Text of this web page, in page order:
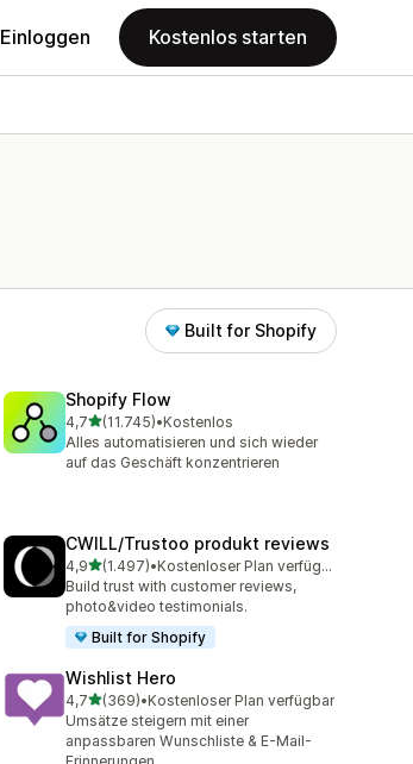
Einloggen Kostenlos starten
Built for Shopify
Shopify Flow
4,7von 5 Sternen
(11.745)
11745 Rezensionen insgesamt
•Kostenlos
Alles automatisieren und sich wieder
auf das Geschäft konzentrieren
CWILL/Trustoo produkt reviews
4,9von 5 Sternen
(1.497)
1497 Rezensionen insgesamt
•
Kostenloser Plan verfügbar
Build trust with customer reviews,
photo&video testimonials.
Built for Shopify
Wishlist Hero
4,7von 5 Sternen
(369)
369 Rezensionen insgesamt
•Kostenloser Plan verfügbar
Umsätze steigern mit einer
anpassbaren Wunschliste & E-Mail-